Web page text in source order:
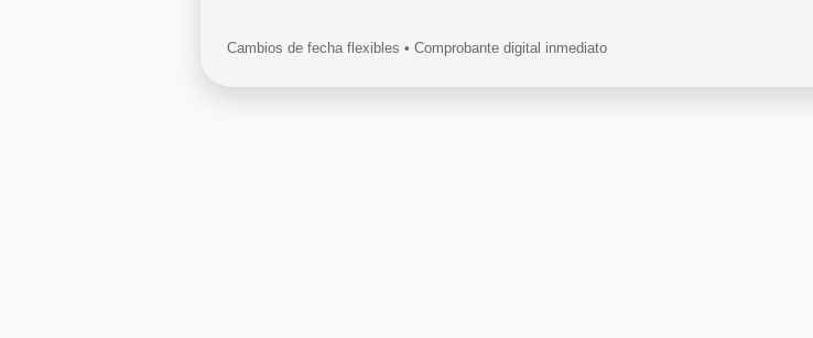
Cambios de fecha flexibles • Comprobante digital inmediato